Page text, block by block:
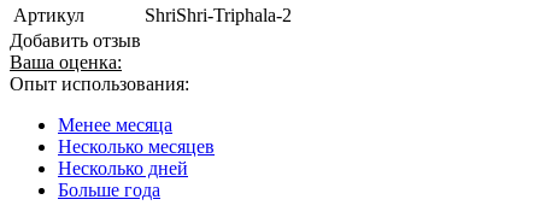
Артикул
ShriShri-Triphala-2
Добавить отзыв
Ваша оценка:
Опыт использования:
Менее месяца
Несколько месяцев
Несколько дней
Больше года